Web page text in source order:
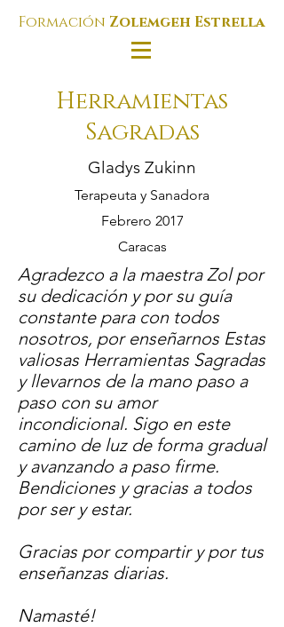
Formación Zolemgeh Estrella
Herramientas
Sagradas
Gladys Zukinn
Terapeuta y Sanadora
Febrero 2017
Caracas
Agradezco a la maestra Zol por
su dedicación y por su guía
constante para con todos
nosotros, por enseñarnos Estas
valiosas Herramientas Sagradas
y llevarnos de la mano paso a
paso con su amor
incondicional. Sigo en este
camino de luz de forma gradual
y avanzando a paso firme.
Bendiciones y gracias a todos
por ser y estar.
Gracias por compartir y por tus
enseñanzas diarias.
Namasté!